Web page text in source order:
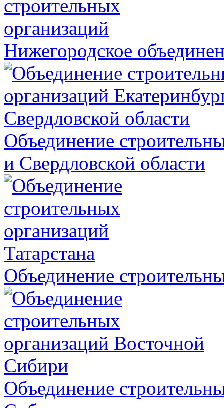
Нижегородское
Объединение
и Свердловской области
Объединение
Объединение